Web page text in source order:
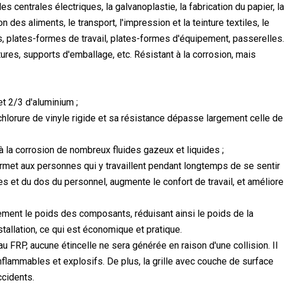
centrales électriques, la galvanoplastie, la fabrication du papier, la
des aliments, le transport, l'impression et la teinture textiles, le
plates-formes de travail, plates-formes d'équipement, passerelles.
supports d'emballage, etc. Résistant à la corrosion, mais
2/3 d'aluminium ;
de vinyle rigide et sa résistance dépasse largement celle de
corrosion de nombreux fluides gazeux et liquides ;
aux personnes qui y travaillent pendant longtemps de se sentir
et du dos du personnel, augmente le confort de travail, et améliore
le poids des composants, réduisant ainsi le poids de la
ce qui est économique et pratique.
aucune étincelle ne sera générée en raison d'une collision. Il
et explosifs. De plus, la grille avec couche de surface